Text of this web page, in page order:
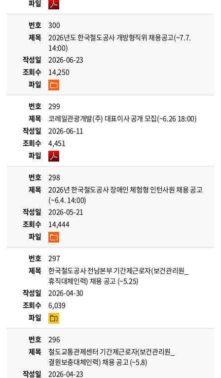
파일
번호
300
제목
2026년도 한국철도공사 개방형직위 채용공고(~7.7.
14:00)
작성일
2026-06-23
조회수
14,250
파일
번호
299
제목
코레일관광개발(주) 대표이사 공개 모집(~6.26 18:00)
작성일
2026-06-11
조회수
4,451
파일
번호
298
제목
2026년 한국철도공사 장애인 체험형 인턴사원 채용 공고
(~6.4. 14:00)
작성일
2026-05-21
조회수
14,444
파일
번호
297
제목
한국철도공사 전남본부 기간제근로자(보건관리원_
휴직대체인력) 채용 공고 (~5.25)
작성일
2026-04-30
조회수
6,039
파일
번호
296
제목
철도교통관제센터 기간제근로자(보건관리원_
결원보충대체인력) 채용 공고 (~5.8)
작성일
2026-04-23